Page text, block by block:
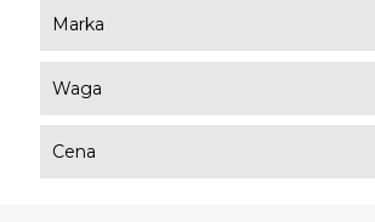
Marka
Waga
Cena